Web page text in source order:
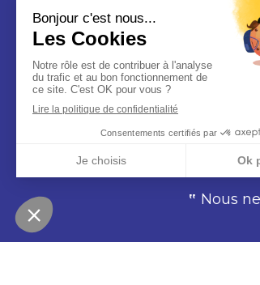
275 CHEMIN DU HAUT
26230 GRIGNAN,
‟ Nous